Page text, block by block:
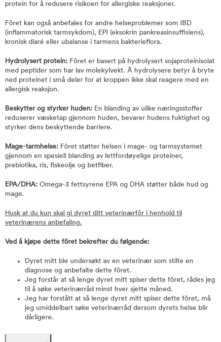
protein for å redusere risikoen for allergiske reaksjoner.
Fôret kan også anbefales for andre helseproblemer som IBD
(inflammatorisk tarmsykdom), EPI (eksokrin pankreasinsuffisiens),
kronisk diaré eller ubalanse i tarmens bakterieflora.
Hydrolysert protein: Fôret er basert på hydrolysert sojaproteinisolat
med peptider som har lav molekylvekt. Å hydrolysere betyr å bryte
ned proteinet i små deler for at kroppen ikke skal reagere med en
allergisk reaksjon.
Beskytter og styrker huden: En blanding av ulike næringsstoffer
reduserer væsketap gjennom huden, bevarer hudens fuktighet og
styrker dens beskyttende barriere.
Mage-tarmhelse: Fôret støtter helsen i mage- og tarmsystemet
gjennom en spesiell blanding av lettfordøyelige proteiner,
prebiotika, ris, fiskeolje og betfiber.
EPA/DHA: Omega-3 fettsyrene EPA og DHA støtter både hud og
mage.
Husk at du kun skal gi dyret ditt veterinærfôr i henhold til
veterinærens anbefaling.
Ved å kjøpe dette fôret bekrefter du følgende:
Dyret mitt ble undersøkt av en veterinær som stilte en
diagnose og anbefalte dette fôret.
Jeg forstår at så lenge dyret mitt spiser dette fôret, rådes jeg
til å søke veterinærråd minst hver sjette måned.
Jeg har forstått at så lenge dyret mitt spiser dette fôret, må
jeg umiddelbart søke veterinærråd dersom dyrets helse blir
dårligere.